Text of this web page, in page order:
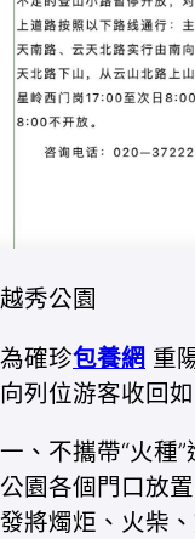
越秀公園
為確珍包養網 重
向列位游客收回
一、不攜帶“火種
公園各個門口放
發將燭炬、火柴